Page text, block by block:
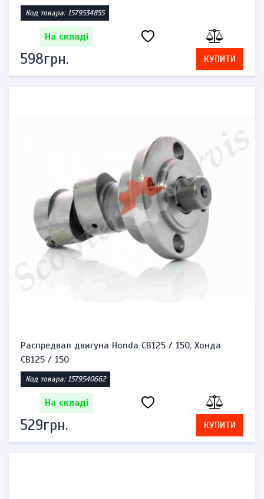
Код товара: 1579534855
На складі
598грн. КУПИТИ
Распредвал двигуна Honda CB125 / 150, Хонда
CB125 / 150
Код товара: 1579540662
На складі
529грн. КУПИТИ